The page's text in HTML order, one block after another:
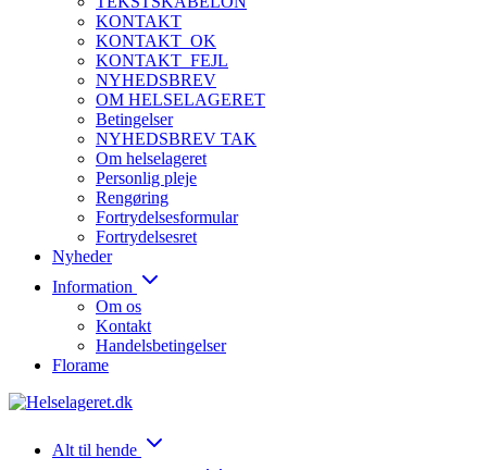
KONTAKT
KONTAKT_OK
KONTAKT_FEJL
NYHEDSBREV
OM HELSELAGERET
Betingelser
NYHEDSBREV TAK
Om helselageret
Personlig pleje
Rengøring
Fortrydelsesformular
Fortrydelsesret
Nyheder
Information
Om os
Kontakt
Handelsbetingelser
Florame
Alt til hende